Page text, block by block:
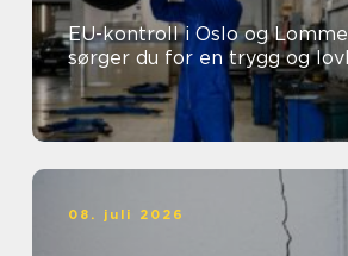
EU-kontroll i Oslo og
sørger du for en trygg og
08. juli 2026